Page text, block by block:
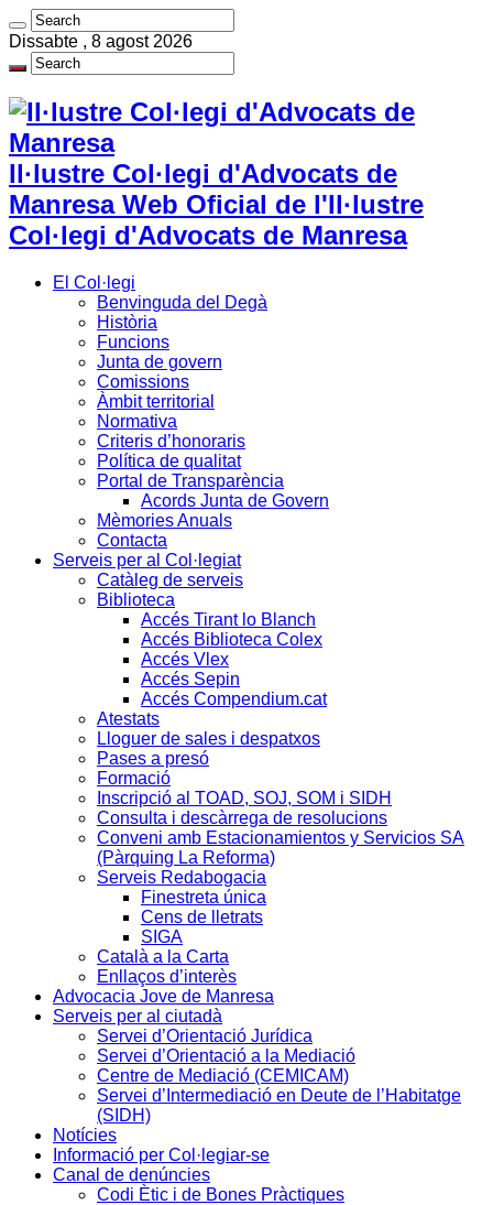
Dissabte , 8 agost 2026
Il·lustre Col·legi d'Advocats de
Manresa Web Oficial de l'Il·lustre
Col·legi d'Advocats de Manresa
El Col·legi
Benvinguda del Degà
Història
Funcions
Junta de govern
Comissions
Àmbit territorial
Normativa
Criteris d’honoraris
Política de qualitat
Portal de Transparència
Acords Junta de Govern
Mèmories Anuals
Contacta
Serveis per al Col·legiat
Catàleg de serveis
Biblioteca
Accés Tirant lo Blanch
Accés Biblioteca Colex
Accés Vlex
Accés Sepin
Accés Compendium.cat
Atestats
Lloguer de sales i despatxos
Pases a presó
Formació
Inscripció al TOAD, SOJ, SOM i SIDH
Consulta i descàrrega de resolucions
Conveni amb Estacionamientos y Servicios SA
(Pàrquing La Reforma)
Serveis Redabogacia
Finestreta única
Cens de lletrats
SIGA
Català a la Carta
Enllaços d’interès
Advocacia Jove de Manresa
Serveis per al ciutadà
Servei d’Orientació Jurídica
Servei d’Orientació a la Mediació
Centre de Mediació (CEMICAM)
Servei d’Intermediació en Deute de l’Habitatge
(SIDH)
Notícies
Informació per Col·legiar-se
Canal de denúncies
Codi Ètic i de Bones Pràctiques